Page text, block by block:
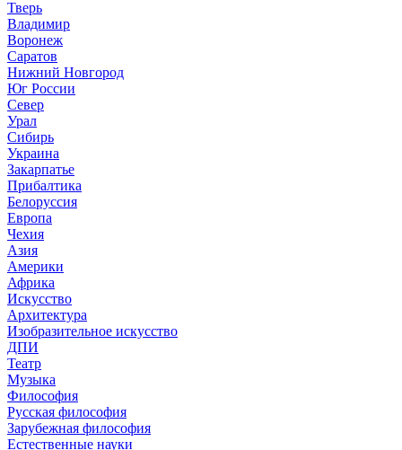
Тверь
Владимир
Воронеж
Саратов
Нижний Новгород
Юг России
Север
Урал
Сибирь
Украина
Закарпатье
Прибалтика
Белоруссия
Европа
Чехия
Азия
Америки
Африка
Искусство
Архитектура
Изобразительное искусство
ДПИ
Театр
Музыка
Философия
Русская философия
Зарубежная философия
Естественные науки